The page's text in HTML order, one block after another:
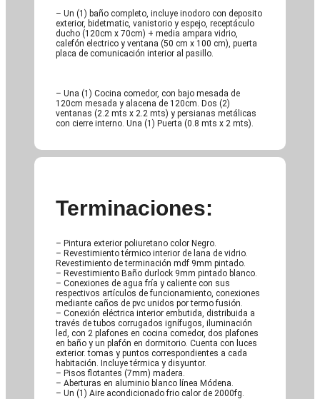
– Un (1) baño completo, incluye inodoro con deposito
exterior, bidetmatic, vanistorio y espejo, receptáculo
ducho (120cm x 70cm) + media ampara vidrio,
calefón electrico y ventana (50 cm x 100 cm), puerta
placa de comunicación interior al pasillo.
– Una (1) Cocina comedor, con bajo mesada de
120cm mesada y alacena de 120cm. Dos (2)
ventanas (2.2 mts x 2.2 mts) y persianas metálicas
con cierre interno. Una (1) Puerta (0.8 mts x 2 mts).
Terminaciones:
– Pintura exterior poliuretano color Negro.
– Revestimiento térmico interior de lana de vidrio.
Revestimiento de terminación mdf 9mm pintado.
– Revestimiento Baño durlock 9mm pintado blanco.
– Conexiones de agua fría y caliente con sus
respectivos artículos de funcionamiento, conexiones
mediante caños de pvc unidos por termo fusión.
– Conexión eléctrica interior embutida, distribuida a
través de tubos corrugados ignífugos, iluminación
led, con 2 plafones en cocina comedor, dos plafones
en baño y un plafón en dormitorio. Cuenta con luces
exterior. tomas y puntos correspondientes a cada
habitación. Incluye térmica y disyuntor.
– Pisos flotantes (7mm) madera.
– Aberturas en aluminio blanco línea Módena.
– Un (1) Aire acondicionado frio calor de 2000fg.